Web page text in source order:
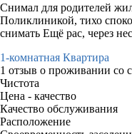
Снимал для родителей
Поликлиникой, тихо
снимать Ещё рас, через
1-комнатная Квартира
1 отзыв о проживании со
Чистота
Цена - качество
Качество обслуживания
Расположение